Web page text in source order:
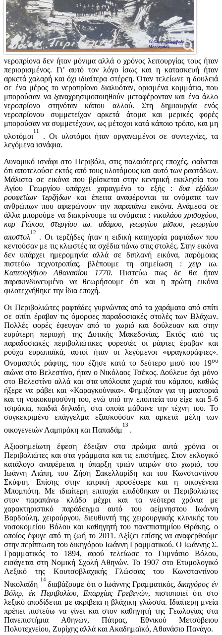
νεροπρίονα δεν ήταν μόνιμα αλλά ο χρόνος λειτουργίας τους ήταν
περιορισμένος. Γι’ αυτό τον λόγο ίσως και η κατασκευή ήταν
αρκετά χαλαρή και όχι ιδιαίτερα στέρεη. Όταν τελείωνε η δουλειά
σε ένα μέρος το νεροπρίονο διαλυόταν, ορισμένα κομμάτια, που
μπορούσαν να ξαναχρησιμοποιηθούν μεταφέρονταν και ένα άλλο
νεροπρίονο στηνόταν κάπου αλλού. Στη δημιουργία ενός
νεροπρίονου συμμετείχαν αρκετά άτομα και μερικές φορές
μπορούσαν να συμμετέχουν, ως μέτοχοι κατά κάποιο τρόπο, και μη
υλοτόμοι
11
. Οι υλοτόμοι ήταν οργανωμένοι σε συντεχνίες, τα
λεγόμενα ισνάφια.
Δυναμικό ισνάφι στο Περιβόλι, στις παλαιότερες εποχές, φαίνεται
ότι αποτελούσε εκτός από τους υλοτόμους και αυτό των ραφτάδων.
Μάλιστα σε εικόνα που βρίσκεται στην κεντρική εκκλησία του
Αγίου Γεωργίου υπάρχει χαραγμένο το εξής : δυα εξόδων
ρουφετίων τερζήδωνκαι έπειτα αναφέρονται τα ονόματα των
ανθρώπων που αφιερώνουν την παραπάνω εικόνα. Ανάμεσα σε
άλλα μπορούμε να διακρίνουμε τα ονόματα : νικολάου χρισοχόου,
κυρ Γιάκου, στεργίου ιω. αδάμου, γεωργίου μίσιου, γεωργίου
αποστολ
12
. Οι τερζήδες ήταν η ειδική κατηγορία ραφτάδων που
κεντούσαν με τις κλωστές τα σχέδια πάνω στις στολές. Στην εικόνα
δεν υπάρχει ημερομηνία αλλά σε διπλανή εικόνα, παρόμοιας
πιστεύω τεχνοτροπίας, βλέπουμε τη σημείωση :χειρ ιω.
Καπεσοβήτου Αθανασίου 1770. Πιστεύω πως δε θα ήταν
παρακινδυνευμένο να θεωρήσουμε ότι και η πρώτη εικόνα
φιλοτεχνήθηκε την ίδια εποχή.
Οι Περιβολιώτες ραφτάδες γυρνώντας από τα χαράματα από σπίτι
σε σπίτι έραβαν τις όμορφες παραδοσιακές στολές των Βλάχων.
Πολλές φορές έφευγαν από το χωριό και δούλευαν και στην
ευρύτερη περιοχή της Δυτικής Μακεδονίας. Εκτός από τις
παραδοσιακές περιβολιώτικες φορεσιές οι ράφτες έραβαν και
ρούχα ευρωπαϊκά, αυτοί ήταν οι λεγόμενοι «φραγκοράφτες».
Ονομαστός ράφτης, που έζησε κατά το δεύτερο μισό του 19ου
αιώνα στο Βελεστίνο, ήταν ο Νικόλαος Τσέκος. Δούλευε όχι μόνο
στο Βελεστίνο αλλά και στα υπόλοιπα χωριά του κάμπου, καθώς
ήξερε να ράβει και «Καραγκούνικα». Φημιζόταν για τη μαστοριά
και τη νοικοκυροσύνη του, ενώ υπό την εποπτεία του είχε και 5-6
τσιράκια, παιδιά δηλαδή, στα οποία μάθαινε την τέχνη του. Το
συγκεκριμένο επάγγελμα εξασκούσαν και αρκετά μέλη των
οικογενειών Λαμπράκη και Παπαδάμ
13
Αξιοσημείωτη έφεση έδειξαν στα πρώιμα αυτά χρόνια οι
Περιβολιώτες και στα γράμματα και τις επιστήμες. Στον εκλογικό
κατάλογο αναφέρεται η ύπαρξη τριών ιατρών στο χωριό, του
Ιωάννη Λιάπη, του Ζήση Σακελλαρίδη και του Κωνσταντίνου
Σκύφτη. Επίσης στην ιατρική προσέφερε και η οικογένεια
Μπομπότη. Με ιδιαίτερη επιτυχία επιδόθηκαν οι Περιβολιώτες
στον παραπάνω κλάδο μέχρι και τα νεότερα χρόνια με
χαρακτηριστικό παράδειγμα αυτό του αείμνηστου Ιωάννη
Βαρδούλη, χειρούργου, διευθυντή της χειρουργικής κλινικής του
νοσοκομείου Βόλου και καθηγητή του πανεπιστημίου Θράκης, ο
οποίος έφυγε από τη ζωή το 2011. Αξίζει επίσης να αναφερθούμε
στην περίπτωση του δικηγόρου Ιωάννη Γραμματικού. Ο Ιωάννης Σ.
Γραμματικός το 1894, αφού τελείωσε το Γυμνάσιο Βόλου,
εισάγεται στη Νομική Σχολή Αθηνών. Το 1907 στο Ετυμολογικό
Λεξικό της Κουτσοβλαχικής Γλώσσας του Κωνσταντίνου
Νικολαϊδη
14
διαβάζουμε ότι ο Ιωάννης Γραμματικός,δικηγόρος ἐν
Βόλῳ, ἐκ Περιβολίου, Επαρχίας Γρεβενών, πιστοποιεί ότι στο
λεξικό αποδίδεται με ακρίβεια η βλάχικη γλώσσα. Ιδιαίτερη μνεία
πρέπει πιστεύω να γίνει και στον καθηγητή της Γεωλογίας στα
Πανεπιστήμια Αθηνών, Πάτρας, Εθνικού Μετσόβειου
Πολυτεχνείου, Ζυρίχης αλλά και Ακαδημαϊκό, Αθανάσιο Πανάγο.